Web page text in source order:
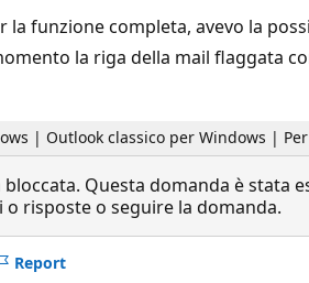
la funzione completa, avevo la
la riga della mail flaggata
| Outlook classico per Windows |
Questa domanda è stata
o risposte o seguire la domanda.
Report